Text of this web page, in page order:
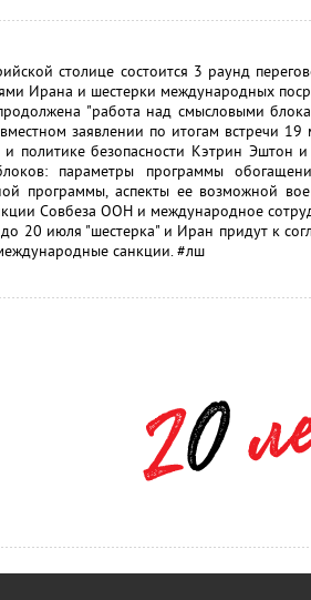
столице состоится 3 раунд
Ирана и шестерки международных
"работа над смысловыми
заявлении по итогам встречи
и политике безопасности Кэтрин
параметры программы
программы, аспекты ее возможной
Совбеза ООН и международное
до 20 июля "шестерка" и Иран придут к
санкции. #лш